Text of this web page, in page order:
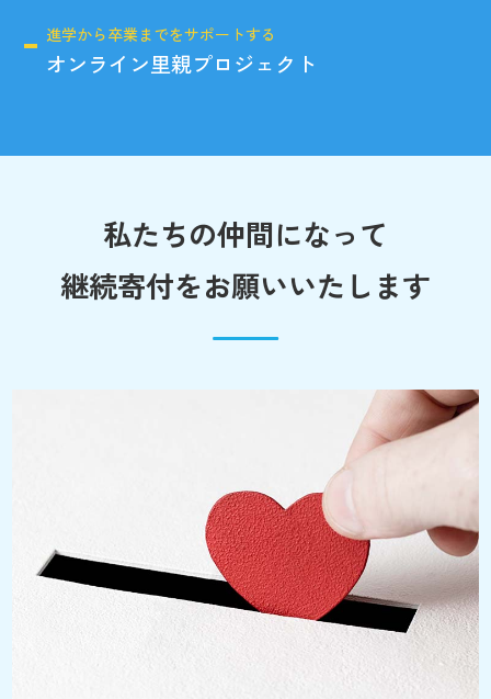
進学から卒業までをサポートする
オンライン里親プロジェクト
私たちの仲間になって
継続寄付をお願いいたします